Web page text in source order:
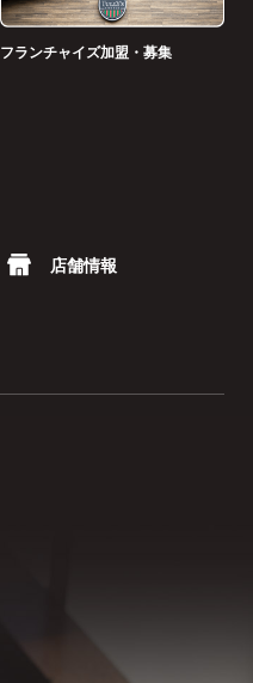
フランチャイズ加盟・募集
店舗情報